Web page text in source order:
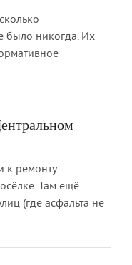
было никогда. Их
к ремонту
Там ещё
(где асфальта не